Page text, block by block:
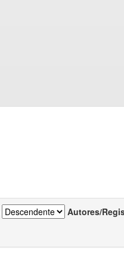
Autores/